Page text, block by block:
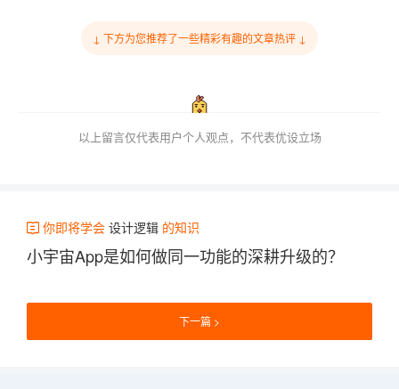
↓ 下方为您推荐了一些精彩有趣的文章热评 ↓
以上留言仅代表用户个人观点，不代表优设立场
你即将学会 设计逻辑 的知识
小宇宙App是如何做同一功能的深耕升级的？
下一篇